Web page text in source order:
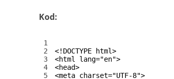
Kod:
1
2
3
4
5
<!DOCTYPE html>
<html lang="en">
<head>
<meta charset="UTF-8">